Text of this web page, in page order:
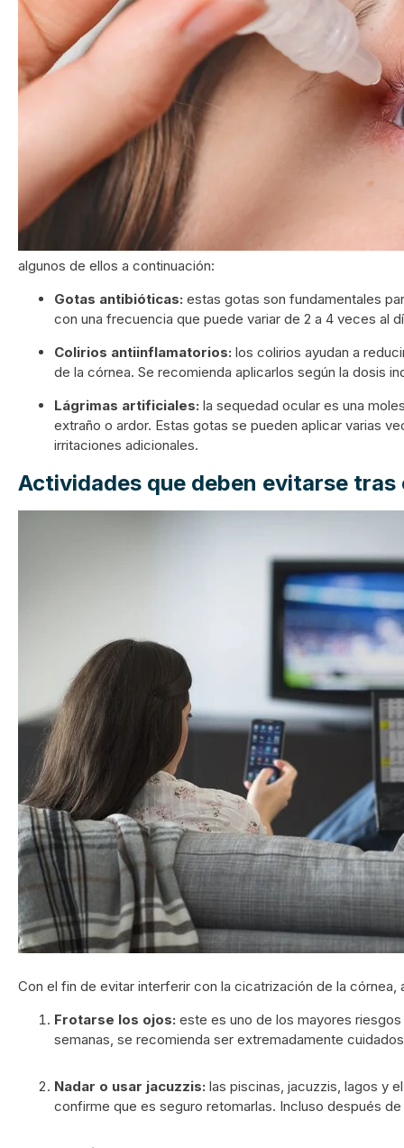
algunos de ellos a continuación:
Gotas antibióticas: estas gotas son fundamentales
con una frecuencia que puede variar de 2 a 4 veces al
Colirios antiinflamatorios: los colirios ayudan a
de la córnea. Se recomienda aplicarlos según la dosis
Lágrimas artificiales: la sequedad ocular es una
extraño o ardor. Estas gotas se pueden aplicar varias
irritaciones adicionales.
Actividades que deben evitarse tras
Con el fin de evitar interferir con la cicatrización de la
Frotarse los ojos: este es uno de los mayores
semanas, se recomienda ser extremadamente
Nadar o usar jacuzzis: las piscinas, jacuzzis, lagos y
confirme que es seguro retomarlas. Incluso después